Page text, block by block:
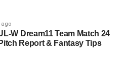
ago
W Dream11 Team Match 24
Pitch Report & Fantasy Tips